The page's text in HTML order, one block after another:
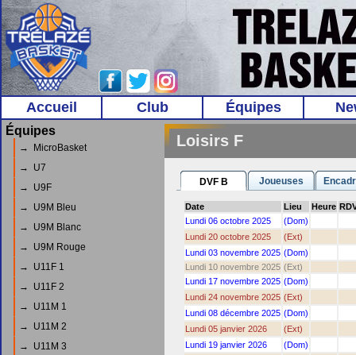
Accueil Club Équipes
Équipes
→ MicroBasket
→ U7
→ U9F
→ U9M Bleu
→ U9M Blanc
→ U9M Rouge
→ U11F 1
→ U11F 2
→ U11M 1
→ U11M 2
→ U11M 3
Loisirs F
DVF B Joueuses
Date Lieu Heure
Lundi 06 octobre 2025
(Dom)
Lundi 20 octobre 2025
(Ext)
Lundi 03 novembre 2025 (Dom)
Lundi 10 novembre 2025 (Ext)
Lundi 17 novembre 2025 (Dom)
Lundi 24 novembre 2025 (Ext)
Lundi 08 décembre 2025 (Dom)
Lundi 05 janvier 2026
(Ext)
Lundi 19 janvier 2026
(Dom)